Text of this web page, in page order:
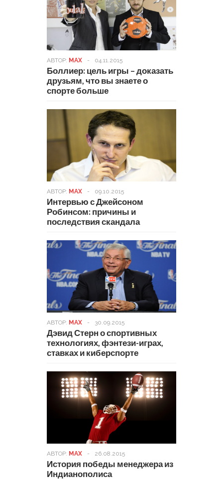
АВТОР: MAX - 04.11.2015
Боллиер: цель игры – доказать
друзьям, что вы знаете о
спорте больше
АВТОР: MAX - 09.10.2015
Интервью с Джейсоном
Робинсом: причины и
последствия скандала
АВТОР: MAX - 30.09.2015
Дэвид Стерн о спортивных
технологиях, фэнтези-играх,
ставках и киберспорте
АВТОР: MAX - 26.08.2015
История победы менеджера из
Индианополиса